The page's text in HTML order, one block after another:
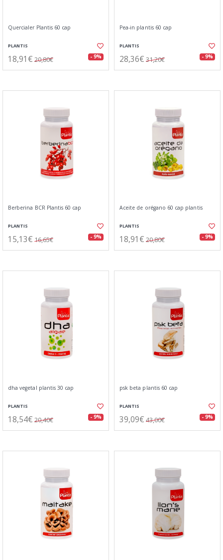
Quercialer Plantis 60 cap
PLANTIS
18,91€ 20,80€ - 9%
Pea-in plantis 60 cap
PLANTIS
28,36€ 31,20€ - 9%
Berberina BCR Plantis 60 cap
PLANTIS
15,13€ 16,65€ - 9%
Aceite de orégano 60 cap plantis
PLANTIS
18,91€ 20,80€ - 9%
dha vegetal plantis 30 cap
PLANTIS
18,54€ 20,40€ - 9%
psk beta plantis 60 cap
PLANTIS
39,09€ 43,00€ - 9%